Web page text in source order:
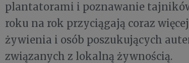
plantatorami i poznawanie
roku na rok przyciągają coraz
żywienia i osób poszukujących
związanych z lokalną żywnością.